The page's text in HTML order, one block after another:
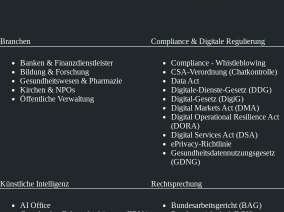
Branchen
Banken & Finanzdienstleister
Bildung & Forschung
Gesundheitswesen & Pharmazie
Kirchen & NPOs
Öffentliche Verwaltung
Compliance & Digitale Regulierung
Compliance - Whistleblowing
CSA-Verordnung (Chatkontrolle)
Data Act
Digitale-Dienste-Gesetz (DDG)
Digital-Gesetz (DigiG)
Digital Markets Act (DMA)
Digital Operational Resilience Act
(DORA)
Digital Services Act (DSA)
ePrivacy-Richtlinie
Gesundheitsdatennutzungsgesetz
(GDNG)
Künstliche Intelligenz
AI Office
Rechtsprechung
Bundesarbeitsgericht (BAG)